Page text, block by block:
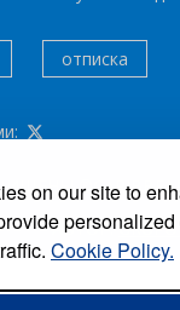
on our site to
personalized
Cookie Policy.
отписка
®CARIBBEAN
АВТОР:GRUPO